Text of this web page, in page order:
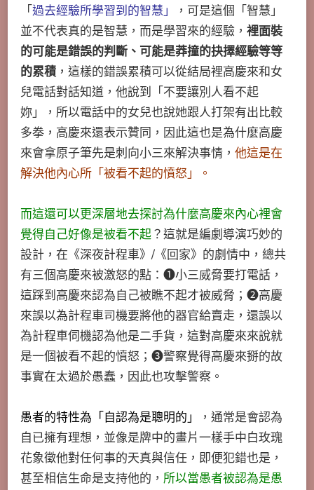
「過去經驗所學習到的智慧」
，可是這個「智慧」
並不代表真的是智慧，而是學習來的經驗， 裡面裝
的可能是錯誤的判斷、可能是莽撞的抉擇經驗等等
的累積 ，這樣的錯誤累積可以從結局裡高慶來和女
兒電話對話知道，他說到「不要讓別人看不起
妳」，所以電話中的女兒也說她跟人打架有出比較
多拳，高慶來還表示贊同，因此這也是為什麼高慶
來會拿原子筆先是刺向小三來解決事情， 他這是在
解決他內心所「被看不起的憤怒」。
而這還可以更深層地去探討為什麼高慶來內心裡會
覺得自己好像是被看不起？這就是編劇導演巧妙的
設計，在《深夜計程車》/《回家》的劇情中，總共
有三個高慶來被激怒的點：➊小三威脅要打電話，
這踩到高慶來認為自己被瞧不起才被威脅；➋高慶
來誤以為計程車司機要將他的器官給賣走，還誤以
為計程車伺機認為他是二手貨，這對高慶來來說就
是一個被看不起的憤怒；➌警察覺得高慶來掰的故
事實在太過於愚蠢，因此也攻擊警察。
愚者的特性為「自認為是聰明的」
，通常是會認為
自已擁有理想，並像是牌中的畫片一樣手中白玫瑰
花象徵他對任何事的天真與信任，即便犯錯也是，
甚至相信生命是支持他的， 所以當愚者被認為是愚